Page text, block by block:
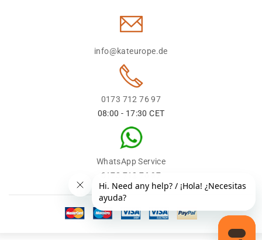
info@kateurope.de
0173 712 76 97
08:00 - 17:30 CET
WhatsApp Service
0173 712 76 97